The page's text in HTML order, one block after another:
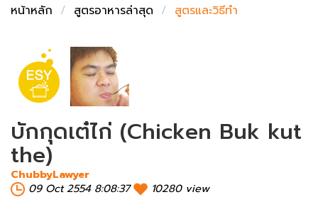
หน้าหลัก
สูตรอาหารล่าสุด สูตรและวิธีทำ
บักกุดเต๋ไก่ (Chicken Buk kut
the)
ChubbyLawyer
09 Oct 2554 8:08:37
10280 view